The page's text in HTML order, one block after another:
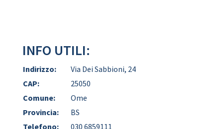
INFO UTILI:
Indirizzo:
Via Dei Sabbioni, 24
CAP:
25050
Comune:
Ome
Provincia:
BS
Telefono:
030 6859111